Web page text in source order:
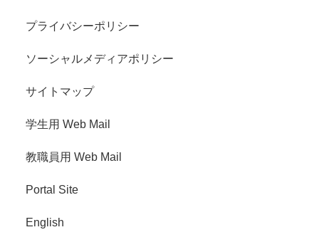
プライバシーポリシー
ソーシャルメディアポリシー
サイトマップ
学生用 Web Mail
教職員用 Web Mail
Portal Site
English